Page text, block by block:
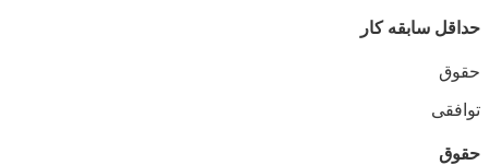
حداقل سابقه کار
حقوق
توافقی
حقوق